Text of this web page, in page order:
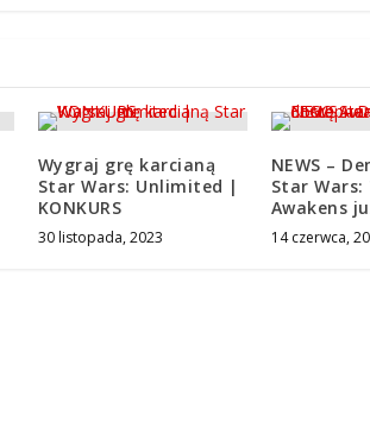
Wygraj grę karcianą
Star Wars: Unlimited |
KONKURS
30 listopada, 2023
NEWS –
Star Wars:
Awakens
14 czerwca,